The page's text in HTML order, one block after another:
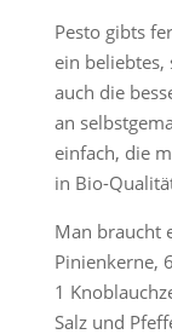
Pesto gibts
ein beliebtes,
auch die
an
einfach, die
in Bio-
Man braucht
Pinienkerne,
1
Salz und